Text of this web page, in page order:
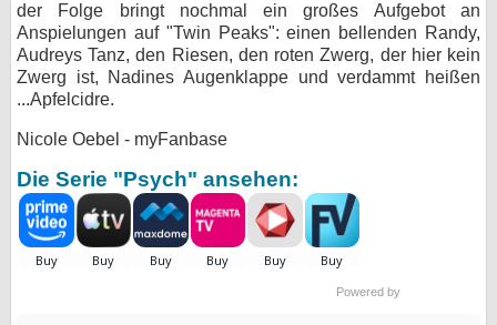
der Folge bringt nochmal ein großes Aufgebot an
Anspielungen auf "Twin Peaks": einen bellenden Randy,
Audreys Tanz, den Riesen, den roten Zwerg, der hier kein
Zwerg ist, Nadines Augenklappe und verdammt heißen
...Apfelcidre.
Nicole Oebel - myFanbase
Die Serie "Psych" ansehen:
Powered by